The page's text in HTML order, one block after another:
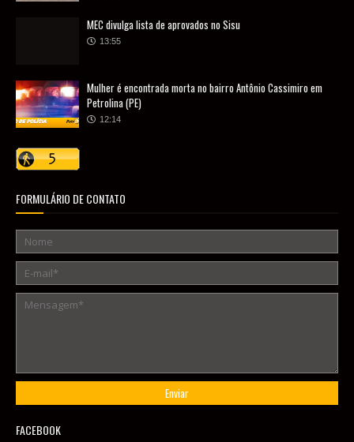
MEC divulga lista de aprovados no Sisu
13:55
Mulher é encontrada morta no bairro Antônio Cassimiro em
Petrolina (PE)
12:14
FORMULÁRIO DE CONTATO
FACEBOOK